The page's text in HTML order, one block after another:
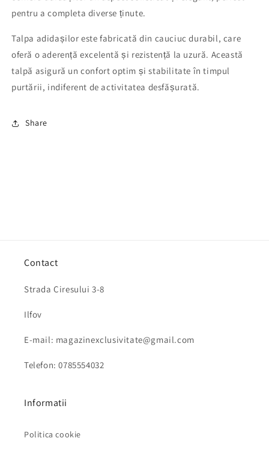
pentru a completa diverse ținute.
Talpa adidașilor este fabricată din cauciuc durabil, care
oferă o aderență excelentă și rezistență la uzură. Această
talpă asigură un confort optim și stabilitate în timpul
purtării, indiferent de activitatea desfășurată.
Share
Contact
Strada Ciresului 3-8
Ilfov
E-mail: magazinexclusivitate@gmail.com
Telefon: 0785554032
Informatii
Politica cookie